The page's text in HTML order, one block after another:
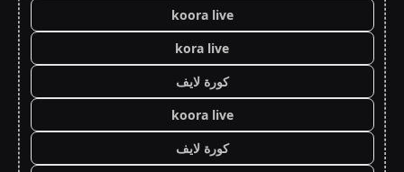
koora live
kora live
كورة لايف
koora live
كورة لايف